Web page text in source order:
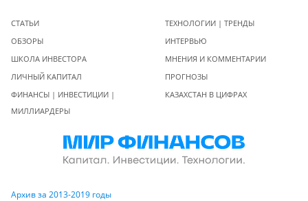
СТАТЬИ
ОБЗОРЫ
ШКОЛА ИНВЕСТОРА
ЛИЧНЫЙ КАПИТАЛ
ФИНАНСЫ | ИНВЕСТИЦИИ |
МИЛЛИАРДЕРЫ
ТЕХНОЛОГИИ | ТРЕНДЫ
ИНТЕРВЬЮ
МНЕНИЯ И КОММЕНТАРИИ
ПРОГНОЗЫ
КАЗАХСТАН В ЦИФРАХ
Архив за 2013-2019 годы